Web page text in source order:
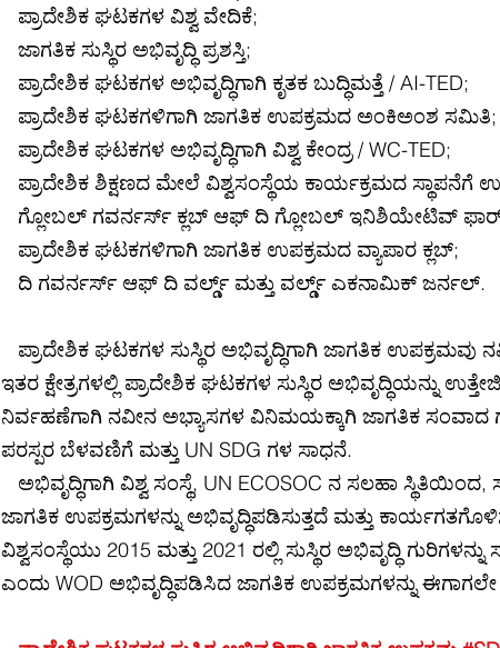
ಪ್ರಾದೇಶಿಕ ಘಟಕಗಳ ವಿಶ್ವ ವೇದಿಕೆ;
ಜಾಗತಿಕ ಸುಸ್ಥಿರ ಅಭಿವೃದ್ಧಿ ಪ್ರಶಸ್ತಿ;
ಪ್ರಾದೇಶಿಕ ಘಟಕಗಳ ಅಭಿವೃದ್ಧಿಗಾಗಿ ಕೃತಕ ಬುದ್ಧಿಮತ್ತೆ / AI-TED;
ಪ್ರಾದೇಶಿಕ ಘಟಕಗಳಿಗಾಗಿ ಜಾಗತಿಕ ಉಪಕ್ರಮದ ಅಂಕಿಅಂಶ ಸಮಿತಿ;
ಪ್ರಾದೇಶಿಕ ಘಟಕಗಳ ಅಭಿವೃದ್ಧಿಗಾಗಿ ವಿಶ್ವ ಕೇಂದ್ರ / WC-TED;
ಪ್ರಾದೇಶಿಕ ಶಿಕ್ಷಣದ ಮೇಲೆ ವಿಶ್ವಸಂಸ್ಥೆಯ ಕಾರ್ಯಕ್ರಮದ ಸ್ಥಾಪನೆಗೆ
ಗ್ಲೋಬಲ್ ಗವರ್ನರ್ಸ್ ಕ್ಲಬ್ ಆಫ್ ದಿ ಗ್ಲೋಬಲ್ ಇನಿಶಿಯೇಟಿವ್
ಪ್ರಾದೇಶಿಕ ಘಟಕಗಳಿಗಾಗಿ ಜಾಗತಿಕ ಉಪಕ್ರಮದ ವ್ಯಾಪಾರ ಕ್ಲಬ್;
ದಿ ಗವರ್ನರ್ಸ್ ಆಫ್ ದಿ ವರ್ಲ್ಡ್ ಮತ್ತು ವರ್ಲ್ಡ್ ಎಕನಾಮಿಕ್ ಜರ್ನಲ್.
ಪ್ರಾದೇಶಿಕ ಘಟಕಗಳ ಸುಸ್ಥಿರ ಅಭಿವೃದ್ಧಿಗಾಗಿ ಜಾಗತಿಕ ಉಪಕ್ರಮವು
ಇತರ ಕ್ಷೇತ್ರಗಳಲ್ಲಿ ಪ್ರಾದೇಶಿಕ ಘಟಕಗಳ ಸುಸ್ಥಿರ ಅಭಿವೃದ್ಧಿಯನ್ನು
ನಿರ್ವಹಣೆಗಾಗಿ ನವೀನ ಅಭ್ಯಾಸಗಳ ವಿನಿಮಯಕ್ಕಾಗಿ ಜಾಗತಿಕ ಸಂವಾದ
ಪರಸ್ಪರ ಬೆಳವಣಿಗೆ ಮತ್ತು UN SDG ಗಳ ಸಾಧನೆ.
ಅಭಿವೃದ್ಧಿಗಾಗಿ ವಿಶ್ವ ಸಂಸ್ಥೆ, UN ECOSOC ನ ಸಲಹಾ ಸ್ಥಿತಿಯಿಂದ,
ಜಾಗತಿಕ ಉಪಕ್ರಮಗಳನ್ನು ಅಭಿವೃದ್ಧಿಪಡಿಸುತ್ತದೆ ಮತ್ತು
ವಿಶ್ವಸಂಸ್ಥೆಯು 2015 ಮತ್ತು 2021 ರಲ್ಲಿ ಸುಸ್ಥಿರ ಅಭಿವೃದ್ಧಿ
ಎಂದು WOD ಅಭಿವೃದ್ಧಿಪಡಿಸಿದ ಜಾಗತಿಕ ಉಪಕ್ರಮಗಳನ್ನು